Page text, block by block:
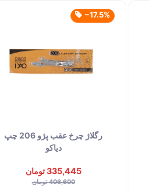
‎−17.5%
رگلاژ چرخ عقب پژو 206 چپ
دیاکو
335,445 تومان
406,600 تومان